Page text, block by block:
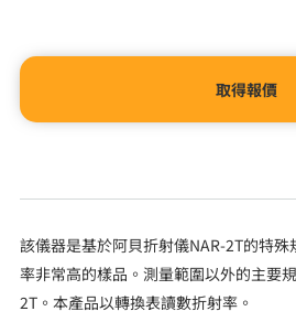
取得報價
該儀器是基於阿貝折射儀NAR-2T的特
率非常高的樣品。測量範圍以外的主要
2T。本產品以轉換表讀數折射率。